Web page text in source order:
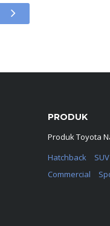
PRODUK
Produk Toyota
Hatchback
SUV
Commercial